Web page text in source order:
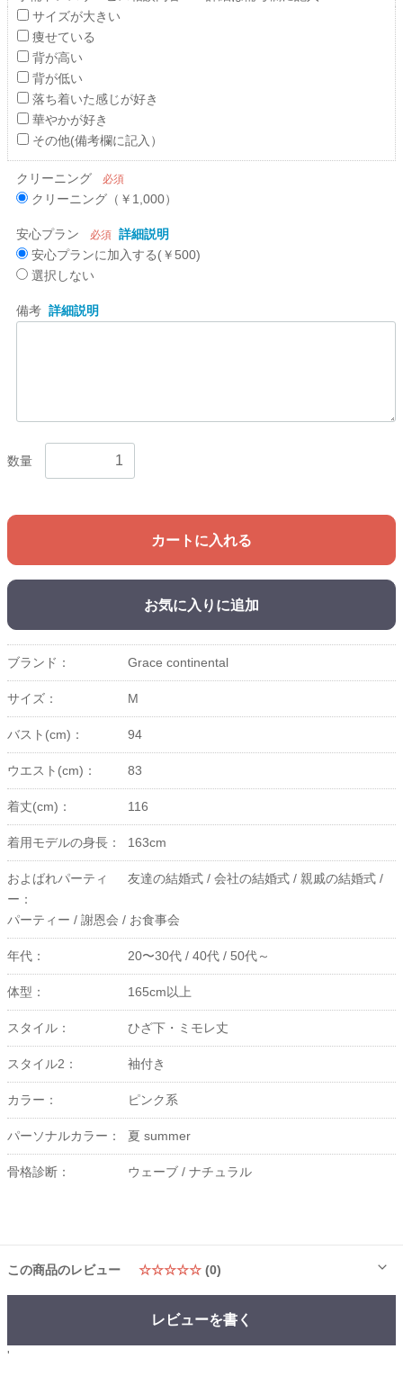
サイズが大きい
痩せている
背が高い
背が低い
落ち着いた感じが好き
華やかが好き
その他(備考欄に記入）
クリーニング 必須
クリーニング（￥1,000）
安心プラン 必須 詳細説明
安心プランに加入する(￥500)
選択しない
備考 詳細説明
数量
カートに入れる
お気に入りに追加
ブランド： Grace continental
サイズ： M
バスト(cm)： 94
ウエスト(cm)： 83
着丈(cm)： 116
着用モデルの身長： 163cm
およばれパーティ
ー：
友達の結婚式 / 会社の結婚式 / 親戚の結婚式 /
パーティー / 謝恩会 / お食事会
年代： 20〜30代 / 40代 / 50代～
体型： 165cm以上
スタイル： ひざ下・ミモレ丈
スタイル2： 袖付き
カラー： ピンク系
パーソナルカラー： 夏 summer
骨格診断： ウェーブ / ナチュラル
この商品のレビュー ☆☆☆☆☆ (0)
レビューを書く
'